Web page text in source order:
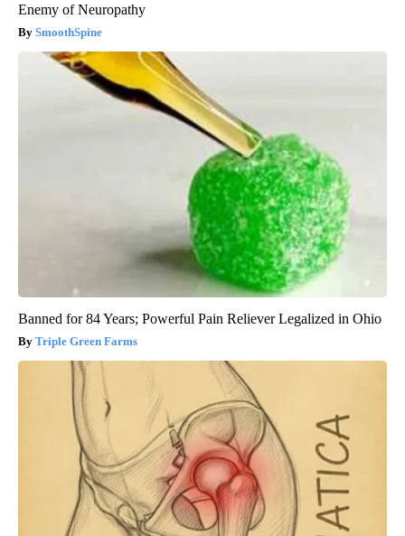
Enemy of Neuropathy
SmoothSpine
Banned for 84 Years; Powerful Pain Reliever Legalized in Ohio
Triple Green Farms